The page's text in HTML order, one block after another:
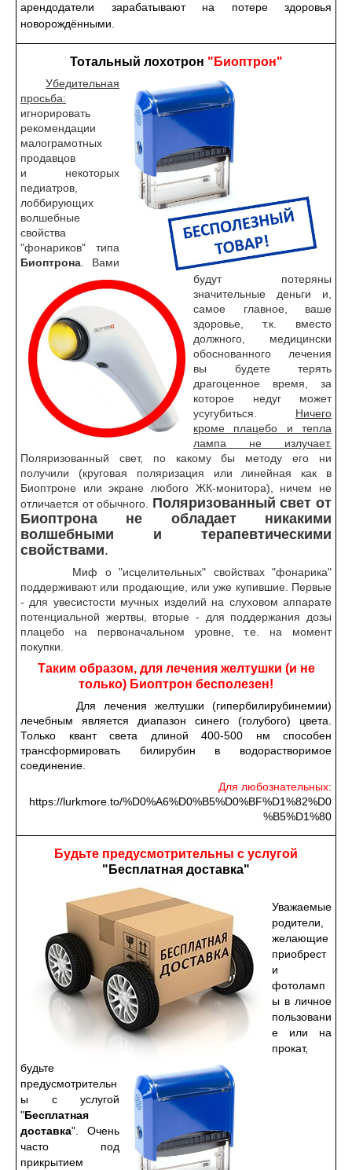
арендодатели зарабатывают на потере здоровья
новорождёнными.
Тотальный лохотрон "Биоптрон"
Убедительная
просьба:
игнорировать
рекомендации
малограмотных
продавцов
и некоторых
педиатров,
лоббирующих
волшебные
свойства
"фонариков" типа
Биоптрона . Вами
будут потеряны
значительные деньги и,
самое главное, ваше
здоровье, т.к. вместо
должного, медицински
обоснованного лечения
вы будете терять
драгоценное время, за
которое недуг может
усугубиться. Ничего
кроме плацебо и тепла
лампа не излучает.
Поляризованный свет, по какому бы методу его ни
получили (круговая поляризация или линейная как в
Биоптроне или экране любого ЖК-монитора), ничем не
отличается от обычного. Поляризованный свет от
Биоптрона не обладает никакими
волшебными и терапевтическими
свойствами.
Миф о "исцелительных" свойствах "фонарика"
поддерживают или продающие, или уже купившие. Первые
- для увесистости мучных изделий на слуховом аппарате
потенциальной жертвы, вторые - для поддержания дозы
плацебо на первоначальном уровне, т.е. на момент
покупки.
Таким образом, для лечения желтушки (и не
только) Биоптрон бесполезен!
Для лечения желтушки (гипербилирубинемии)
лечебным является диапазон синего (голубого) цвета.
Только квант света длиной 400-500 нм способен
трансформировать билирубин в водорастворимое
соединение.
Для любознательных:
https://lurkmore.to/%D0%A6%D0%B5%D0%BF%D1%82%D0
%B5%D1%80
Будьте предусмотрительны с услугой
"Бесплатная доставка"
Уважаемые
родители,
желающие
приобрест
и
фотоламп
ы в личное
пользовани
е или на
прокат,
будьте
предусмотрительн
ы с услугой
"Бесплатная
доставка". Очень
часто под
прикрытием